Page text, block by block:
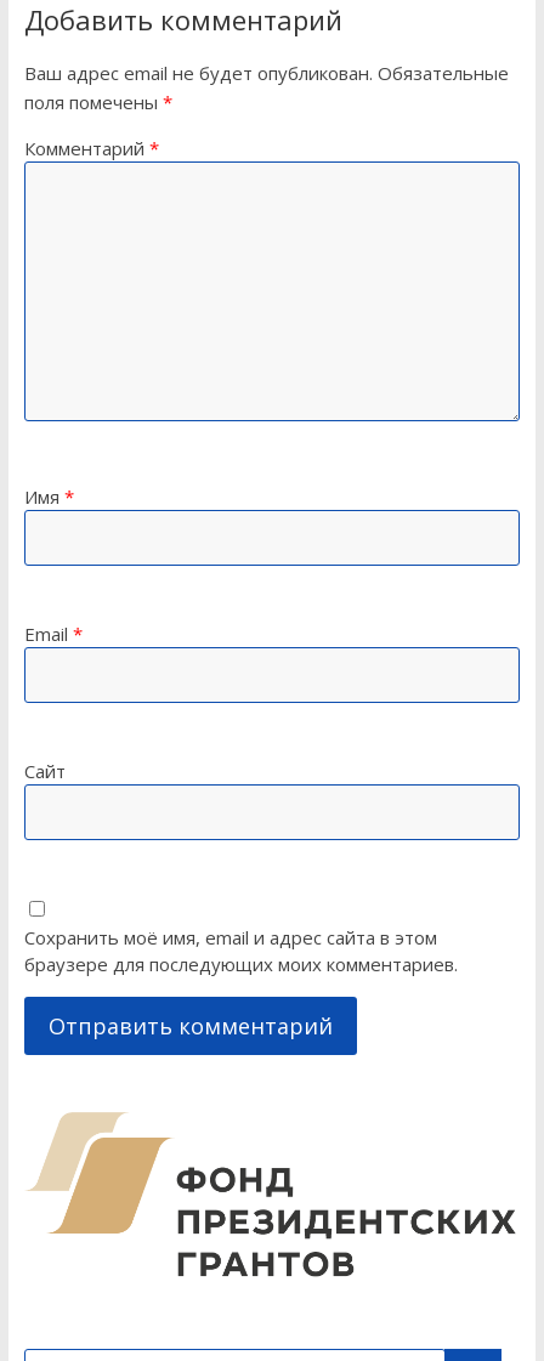
Добавить комментарий
Ваш адрес email не будет опубликован. Обязательные
поля помечены *
Комментарий *
Имя *
Email *
Сайт
Сохранить моё имя, email и адрес сайта в этом
браузере для последующих моих комментариев.